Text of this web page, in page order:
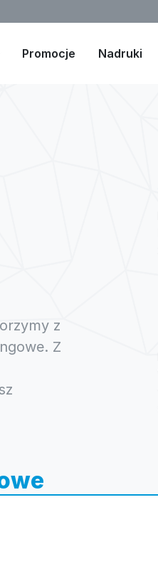
Promocje Nadruki
z
Z